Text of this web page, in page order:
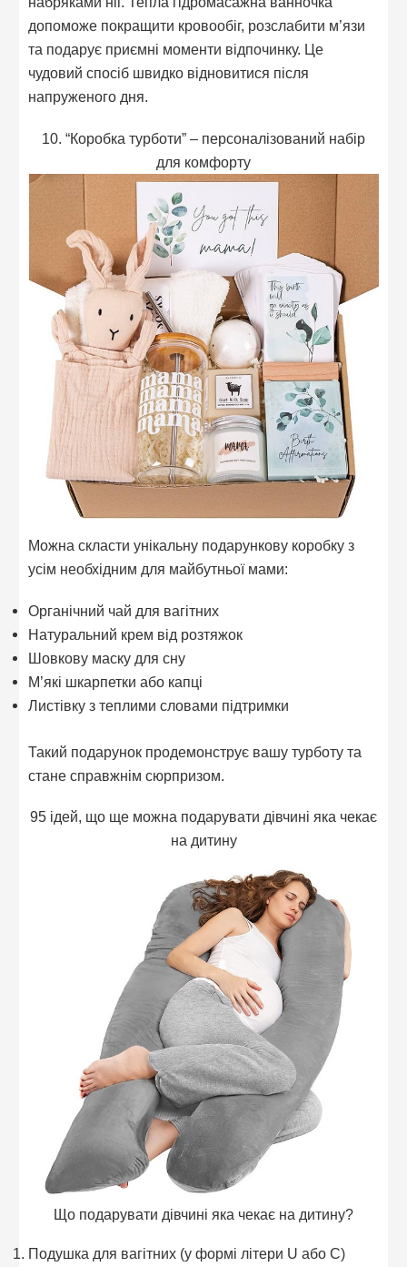
допоможе покращити кровообіг, розслабити м’язи
та подарує приємні моменти відпочинку. Це
чудовий спосіб швидко відновитися після
напруженого дня.
10. “Коробка турботи” – персоналізований набір
для комфорту
Можна скласти унікальну подарункову коробку з
усім необхідним для майбутньої мами:
Органічний чай для вагітних
Натуральний крем від розтяжок
Шовкову маску для сну
М’які шкарпетки або капці
Листівку з теплими словами підтримки
Такий подарунок продемонструє вашу турботу та
стане справжнім сюрпризом.
95 ідей, що ще можна подарувати дівчині яка чекає
на дитину
Що подарувати дівчині яка чекає на дитину?
Подушка для вагітних (у формі літери U або C)